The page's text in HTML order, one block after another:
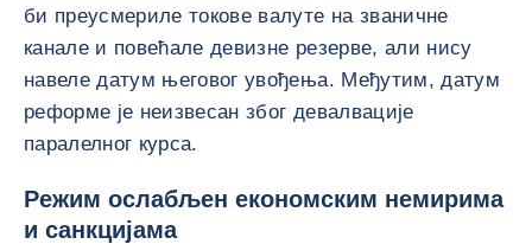
би преусмериле токове валуте на званичне
канале и повећале девизне резерве, али нису
навеле датум његовог увођења. Међутим, датум
реформе је неизвесан због девалвације
паралелног курса.
Режим ослабљен економским немирима
и санкцијама